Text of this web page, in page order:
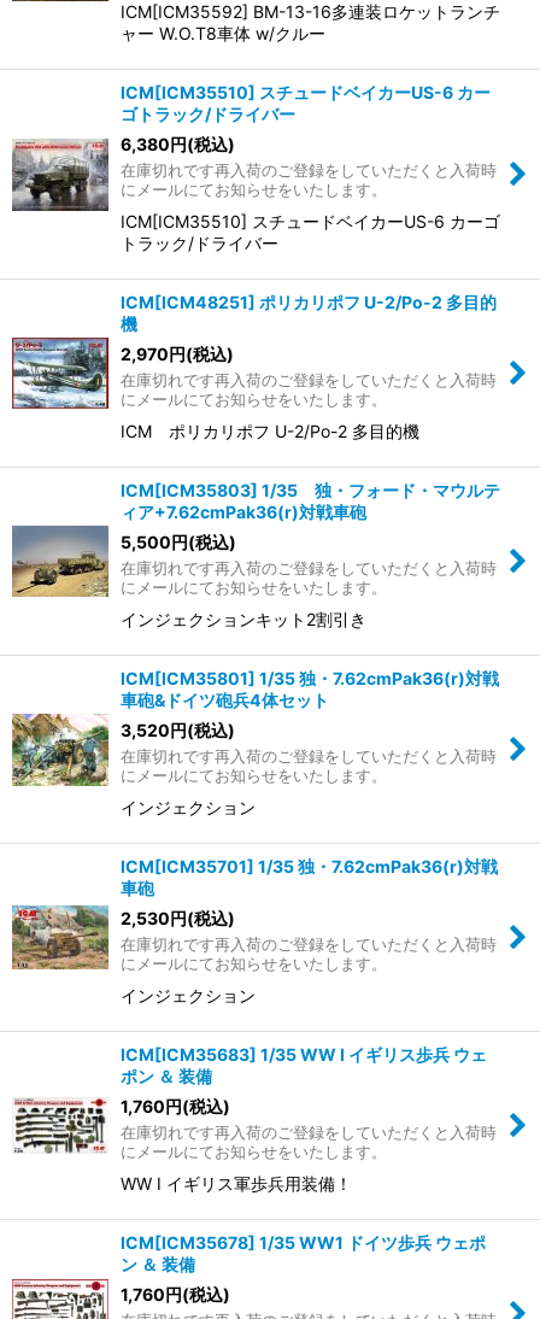
ICM[ICM35592] BM-13-16多連装ロケットランチ
ャー W.O.T8車体 w/クルー
ICM[ICM35510] スチュードベイカーUS-6 カー
ゴトラック/ドライバー
6,380円(税込)
在庫切れです再入荷のご登録をしていただくと入荷時
にメールにてお知らせをいたします。
ICM[ICM35510] スチュードベイカーUS-6 カーゴ
トラック/ドライバー
ICM[ICM48251] ポリカリポフ U-2/Po-2 多目的
機
2,970円(税込)
在庫切れです再入荷のご登録をしていただくと入荷時
にメールにてお知らせをいたします。
ICM ポリカリポフ U-2/Po-2 多目的機
ICM[ICM35803] 1/35 独・フォード・マウルテ
ィア+7.62cmPak36(r)対戦車砲
5,500円(税込)
在庫切れです再入荷のご登録をしていただくと入荷時
にメールにてお知らせをいたします。
インジェクションキット2割引き
ICM[ICM35801] 1/35 独・7.62cmPak36(r)対戦
車砲&ドイツ砲兵4体セット
3,520円(税込)
在庫切れです再入荷のご登録をしていただくと入荷時
にメールにてお知らせをいたします。
インジェクション
ICM[ICM35701] 1/35 独・7.62cmPak36(r)対戦
車砲
2,530円(税込)
在庫切れです再入荷のご登録をしていただくと入荷時
にメールにてお知らせをいたします。
インジェクション
ICM[ICM35683] 1/35 WW I イギリス歩兵 ウェ
ポン ＆ 装備
1,760円(税込)
在庫切れです再入荷のご登録をしていただくと入荷時
にメールにてお知らせをいたします。
WW I イギリス軍歩兵用装備！
ICM[ICM35678] 1/35 WW1 ドイツ歩兵 ウェポ
ン ＆ 装備
1,760円(税込)